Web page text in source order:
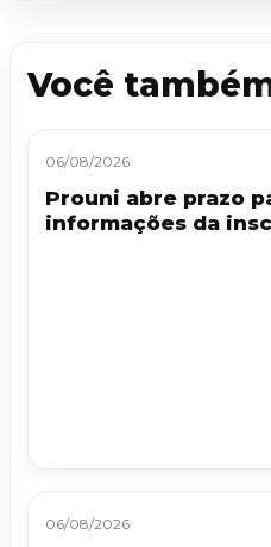
Você
06/08/2026
Prouni abre prazo
informações da
06/08/2026